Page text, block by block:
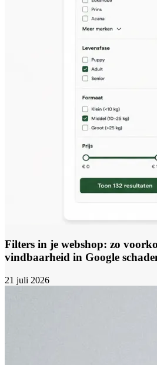
Filters in je webshop: zo
vindbaarheid in Google
21 juli 2026